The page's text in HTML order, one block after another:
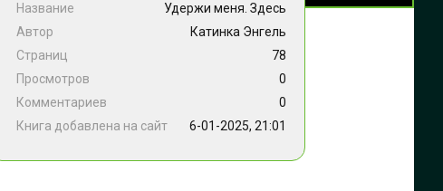
Название
Удержи меня. Здесь
Автор
Катинка Энгель
Страниц
78
Просмотров
0
Комментариев
0
Книга добавлена на сайт
6-01-2025, 21:01